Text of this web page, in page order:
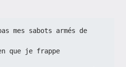
mes sabots armés de
que je frappe